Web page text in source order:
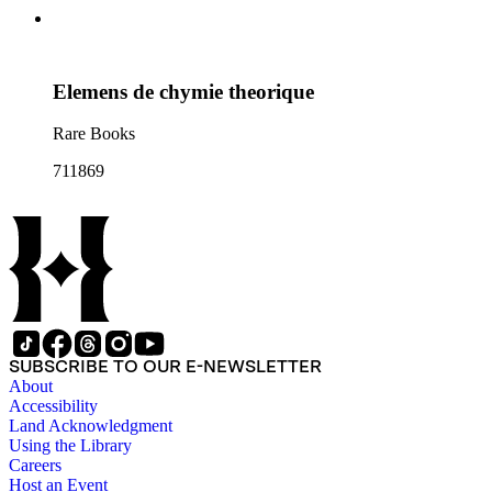
Elemens de chymie theorique
Rare Books
711869
SUBSCRIBE TO OUR E-NEWSLETTER
About
Accessibility
Land Acknowledgment
Using the Library
Careers
Host an Event